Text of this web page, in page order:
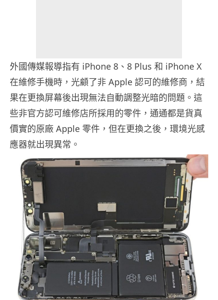
外國傳媒報導指有 iPhone 8、8 Plus 和 iPhone X
在維修手機時，光顧了非 Apple 認可的維修商，結
果在更換屏幕後出現無法自動調整光暗的問題。這
些非官方認可維修店所採用的零件，通通都是貨真
價實的原廠 Apple 零件，但在更換之後，環境光感
應器就出現異常。